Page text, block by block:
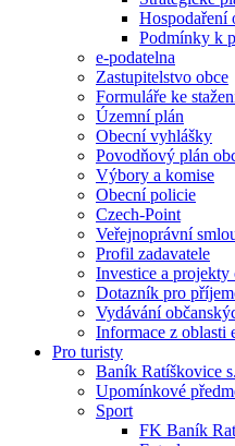
Hospodaření
Podmínky k
e-podatelna
Zastupitelstvo obce
Formuláře ke
Územní plán
Obecní vyhlášky
Povodňový plán
Výbory a komise
Obecní policie
Czech-Point
Veřejnoprávní
Profil zadavatele
Investice a projekty
Dotazník pro
Vydávání
Informace z oblasti
Pro turisty
Baník Ratíškovice
Upomínkové
Sport
FK Baník